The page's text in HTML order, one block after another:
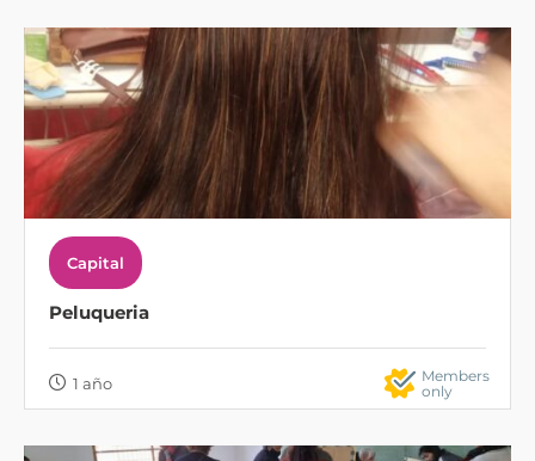
Capital
Peluqueria
1 año
Members
only